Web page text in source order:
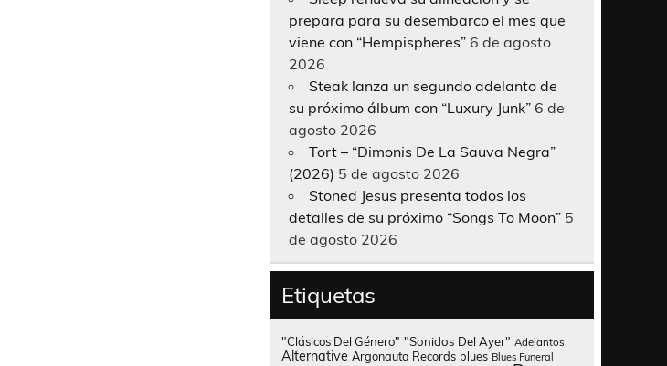
prepara para su desembarco el mes que
viene con “Hempispheres” 6 de agosto
2026
Steak lanza un segundo adelanto de
su próximo álbum con “Luxury Junk” 6 de
agosto 2026
Tort – “Dimonis De La Sauva Negra”
(2026) 5 de agosto 2026
Stoned Jesus presenta todos los
detalles de su próximo “Songs To Moon” 5
de agosto 2026
Etiquetas
"Clásicos Del Género" "Sonidos Del Ayer" Adelantos
Alternative Argonauta Records blues Blues Funeral